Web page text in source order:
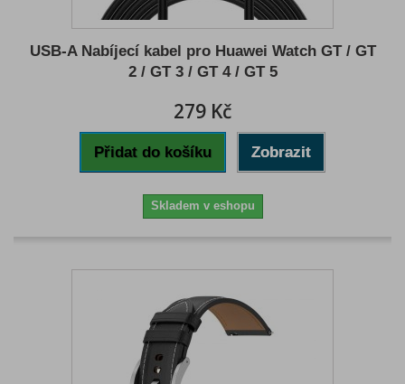
USB-A Nabíjecí kabel pro Huawei Watch GT / GT
2 / GT 3 / GT 4 / GT 5
279 Kč
Přidat do košíku Zobrazit
Skladem v eshopu